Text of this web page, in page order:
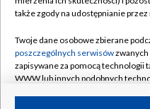
Naziemna Telewizja
Rada Programowa
System NOS
Informacje o nadawcy
także zgody na udostępnianie
Twoje dane osobowe zbierane
poszczególnych serwisów
zapisywane za pomocą technologii
WWW lub innych podobnych